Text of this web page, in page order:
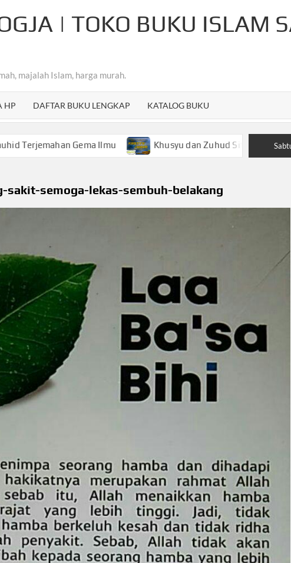
| TOKO BUKU ISLAM
majalah Islam, harga murah.
HP DAFTAR BUKU LENGKAP KATALOG BUKU
Gema Ilmu Khusyu dan Zuhud Sifat Mulia Hamba Ar-
sakit-semoga-lekas-sembuh-belakang